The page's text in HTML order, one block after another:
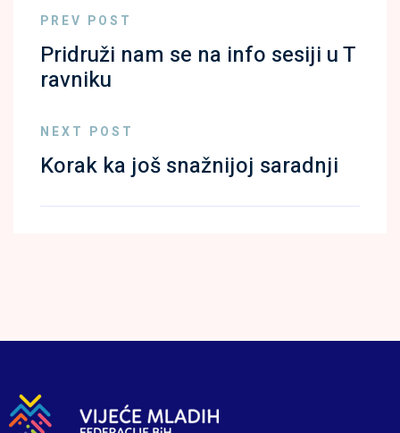
PREV POST
Pridruži nam se na info sesiji u T
ravniku
NEXT POST
Korak ka još snažnijoj saradnji